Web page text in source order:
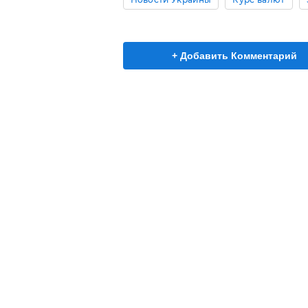
+ Добавить Комментарий